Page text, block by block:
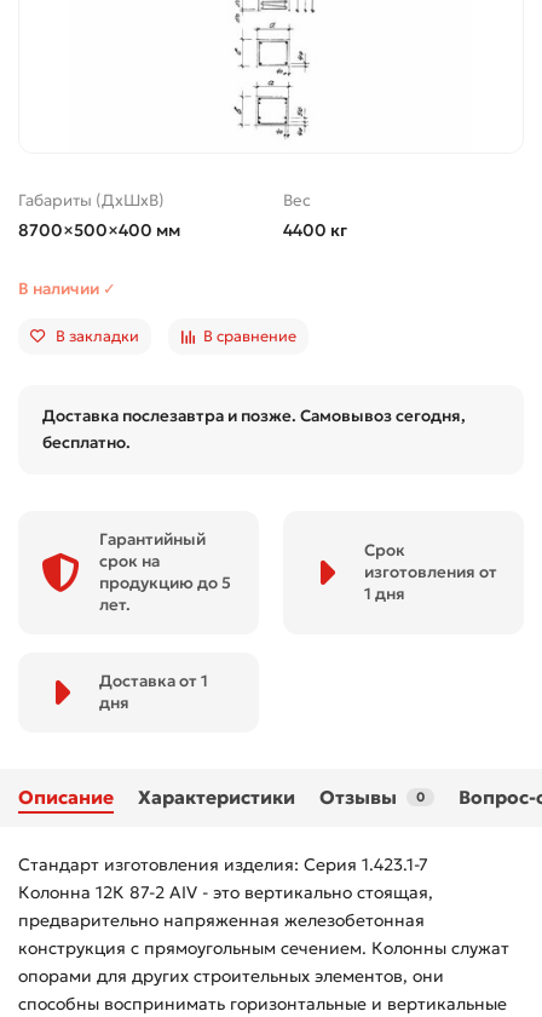
Габариты (ДхШхВ)
8700×500×400 мм
Вес
4400 кг
В наличии ✓
В закладки В сравнение
Доставка послезавтра и позже. Самовывоз сегодня,
бесплатно.
Гарантийный
срок на
продукцию до 5
лет.
Срок
изготовления от
1 дня
Доставка от 1
дня
Описание Характеристики Отзывы 0 Вопрос-
Стандарт изготовления изделия: Серия 1.423.1-7
Колонна 12К 87-2 АIV - это вертикально стоящая,
предварительно напряженная железобетонная
конструкция с прямоугольным сечением. Колонны служат
опорами для других строительных элементов, они
способны воспринимать горизонтальные и вертикальные